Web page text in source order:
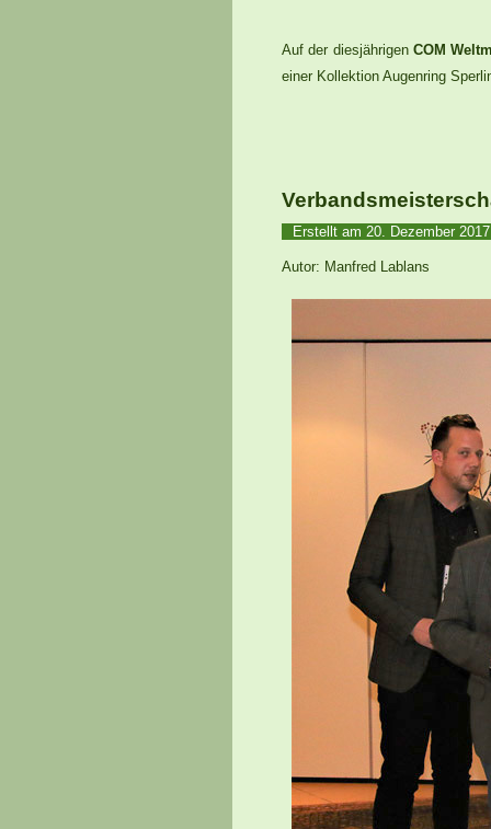
Auf der diesjährigen COM
einer Kollektion Augenring
Erstellt am 20. Dezember
Autor: Manfred Lablans